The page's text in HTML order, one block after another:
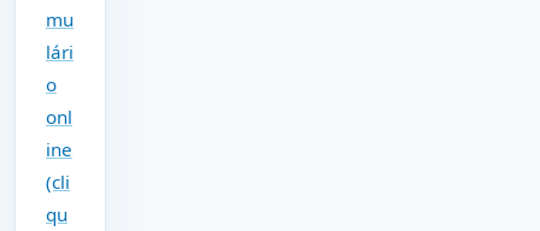
mu
lári
o
onl
ine
(cli
qu